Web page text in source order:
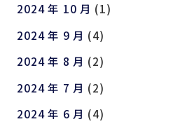
2024 年 10 月 (1)
2024 年 9 月 (4)
2024 年 8 月 (2)
2024 年 7 月 (2)
2024 年 6 月 (4)